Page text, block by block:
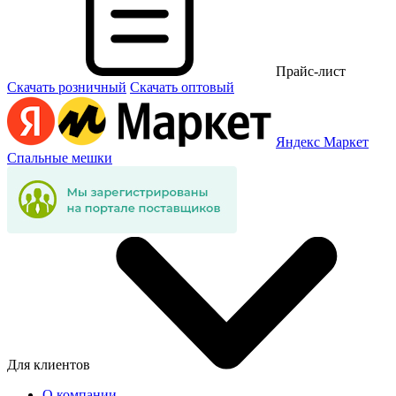
Прайс-лист
Скачать розничный Скачать оптовый
Яндекс Маркет
Спальные мешки
Для клиентов